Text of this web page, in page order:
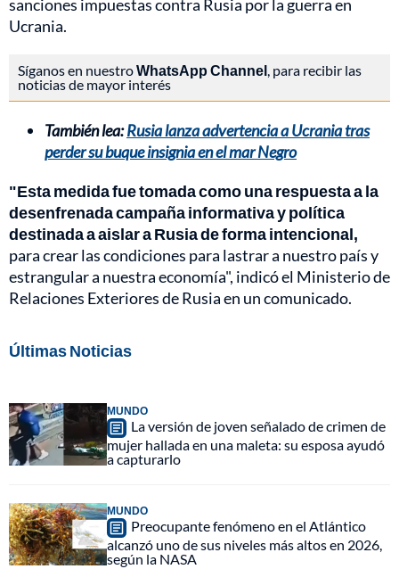
sanciones impuestas contra Rusia por la guerra en
Ucrania.
Síganos en nuestroWhatsApp Channel, para recibir las
noticias de mayor interés
También lea:Rusia lanza advertencia a Ucrania tras
perder su buque insignia en el mar Negro
"Esta medida fue tomada como una respuesta a la
desenfrenada campaña informativa y política
destinada a aislar a Rusia de forma intencional,
para crear las condiciones para lastrar a nuestro país y
estrangular a nuestra economía", indicó el Ministerio de
Relaciones Exteriores de Rusia en un comunicado.
Últimas Noticias
MUNDO
La versión de joven señalado de crimen de
mujer hallada en una maleta: su esposa ayudó
a capturarlo
MUNDO
Preocupante fenómeno en el Atlántico
alcanzó uno de sus niveles más altos en 2026,
según la NASA